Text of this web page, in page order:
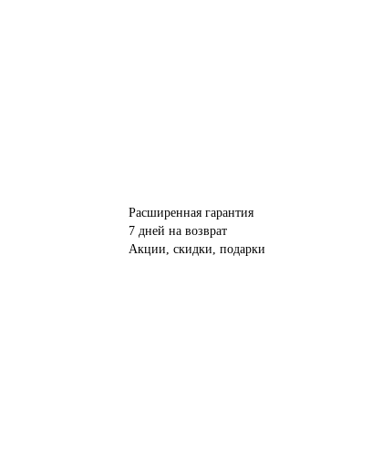
Расширенная гарантия
7 дней на возврат
Акции, скидки, подарки